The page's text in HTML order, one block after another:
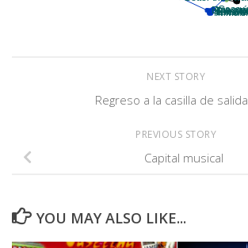
NEXT STORY
Regreso a la casilla de salida
PREVIOUS STORY
Capital musical
YOU MAY ALSO LIKE...